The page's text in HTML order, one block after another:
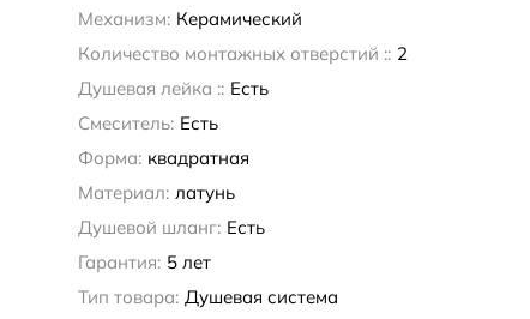
Механизм: Керамический
Количество монтажных отверстий :: 2
Душевая лейка :: Есть
Смеситель: Есть
Форма: квадратная
Материал: латунь
Душевой шланг: Есть
Гарантия: 5 лет
Тип товара: Душевая система